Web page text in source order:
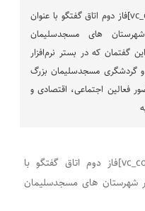
[vc_row][vc_column][vc_column_text]فاز دوم اتاق گفتگو با عنوان
های مسجدسلیمان
گفتمان که در بستر نرم‌افزار
گردشگری مسجدسلیمان بزرگ
فعالین اجتماعی، اقتصادی و
[vc_row][vc_column][vc_column_text]فاز دوم اتاق گفتگو با
شهرستان های مسجدسلیمان